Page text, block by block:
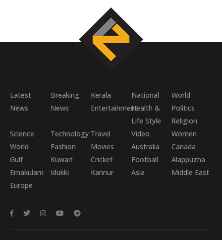
Latest
News
Breaking
News
Kerala National
World
EntertainmentHealth &
Life Style
Politics
Religion
Science
World
Technology Travel Video
Women
Fashion
Movies Australia
Canada
Gulf
Kuwait Cricket Football
Alappuzha
Ernakulam
Idukki Kannur Asia
Middle East
Europe